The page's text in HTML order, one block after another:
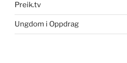
Preik.tv
Ungdom i Oppdrag